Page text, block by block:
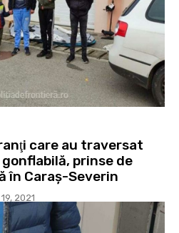
care au traversat
prinse de
în Caraş-Severin
2021